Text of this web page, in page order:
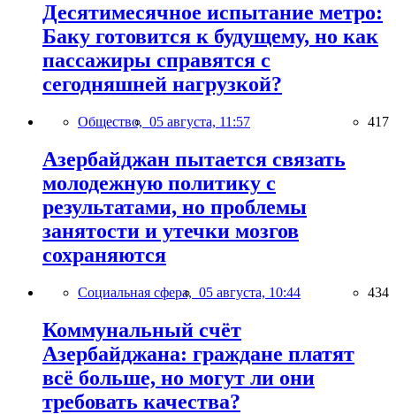
Десятимесячное испытание метро:
Баку готовится к будущему, но как
пассажиры справятся с
сегодняшней нагрузкой?
Общество, 05 августа, 11:57 417
Азербайджан пытается связать
молодежную политику с
результатами, но проблемы
занятости и утечки мозгов
сохраняются
Социальная сфера, 05 августа, 10:44 434
Коммунальный счёт
Азербайджана: граждане платят
всё больше, но могут ли они
требовать качества?